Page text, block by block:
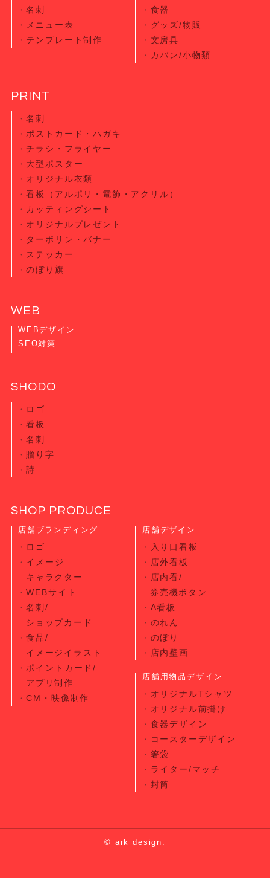
名刺
メニュー表
テンプレート制作
食器
グッズ/物販
文房具
カバン/小物類
PRINT
名刺
ポストカード・ハガキ
チラシ・ フライヤー
大型ポスター
オリジナル衣類
看板（アルポリ・電飾・アクリル）
カッティングシート
オリジナルプレゼント
ターポリン・バナー
ステッカー
のぼり旗
WEB
WEBデザイン
SEO対策
SHODO
ロゴ
看板
名刺
贈り字
詩
SHOP PRODUCE
店舗ブランディング
ロゴ
イメージ
キャラクター
WEBサイト
名刺/
ショップカード
食品/
イメージイラスト
ポイントカード/
アプリ制作
CM・映像制作
店舗デザイン
入り口看板
店外看板
店内看/
券売機ボタン
A看板
のれん
のぼり
店内壁画
店舗用物品デザイン
オリジナルTシャツ
オリジナル前掛け
食器デザイン
コースターデザイン
箸袋
ライター/マッチ
封筒
© ark design.